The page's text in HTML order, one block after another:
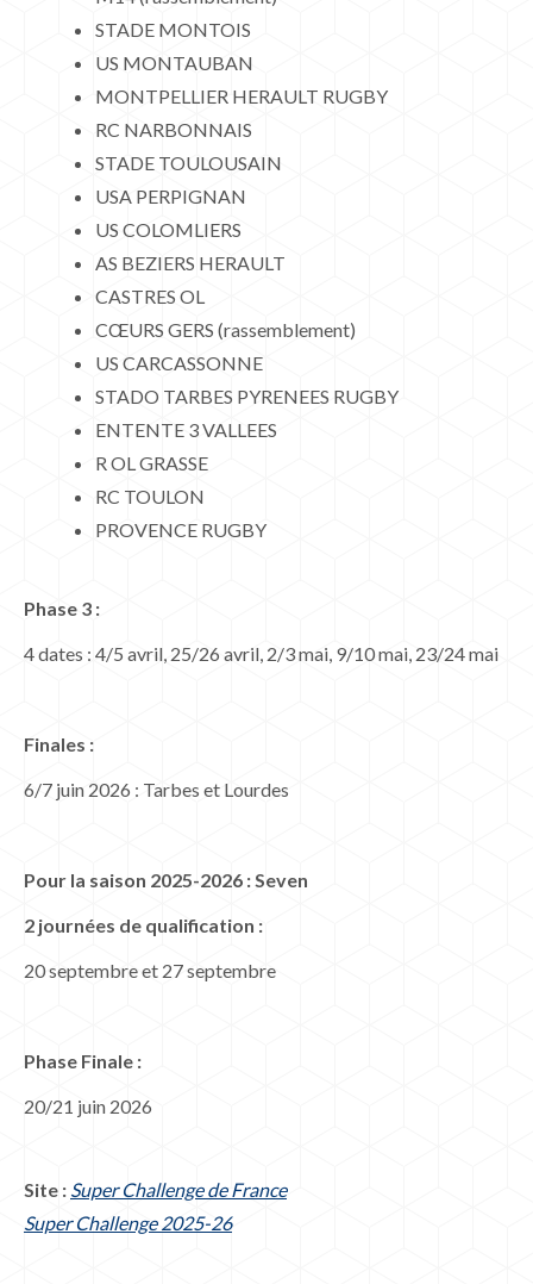
STADE MONTOIS
US MONTAUBAN
MONTPELLIER HERAULT RUGBY
RC NARBONNAIS
STADE TOULOUSAIN
USA PERPIGNAN
US COLOMLIERS
AS BEZIERS HERAULT
CASTRES OL
CŒURS GERS (rassemblement)
US CARCASSONNE
STADO TARBES PYRENEES RUGBY
ENTENTE 3 VALLEES
R OL GRASSE
RC TOULON
PROVENCE RUGBY
Phase 3 :
4 dates : 4/5 avril, 25/26 avril, 2/3 mai, 9/10 mai, 23/24 mai
Finales :
6/7 juin 2026 : Tarbes et Lourdes
Pour la saison 2025-2026 : Seven
2 journées de qualification :
20 septembre et 27 septembre
Phase Finale :
20/21 juin 2026
Site : Super Challenge de France
Super Challenge 2025-26